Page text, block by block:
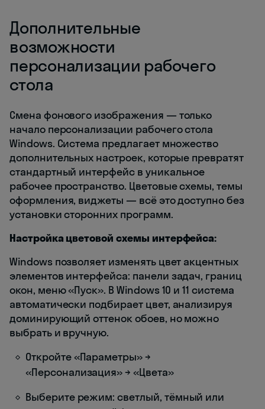
Дополнительные
возможности
персонализации рабочего
стола
Смена фонового изображения — только
начало персонализации рабочего стола
Windows. Система предлагает множество
дополнительных настроек, которые превратят
стандартный интерфейс в уникальное
рабочее пространство. Цветовые схемы, темы
оформления, виджеты — всё это доступно без
установки сторонних программ.
Настройка цветовой схемы интерфейса:
Windows позволяет изменять цвет акцентных
элементов интерфейса: панели задач, границ
окон, меню «Пуск». В Windows 10 и 11 система
автоматически подбирает цвет, анализируя
доминирующий оттенок обоев, но можно
выбрать и вручную.
Откройте «Параметры» →
«Персонализация» → «Цвета»
Выберите режим: светлый, тёмный или